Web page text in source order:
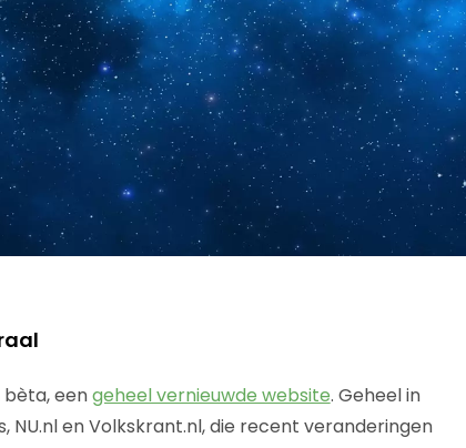
bèta, eengeheel vernieuwde website. Geheel in
NU.nl en Volkskrant.nl, die recent veranderingen